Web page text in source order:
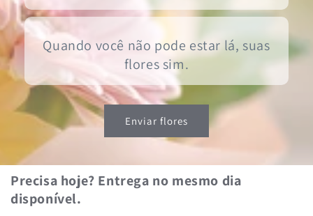
Quando você não pode estar lá, suas
flores sim.
Enviar flores
Precisa hoje? Entrega no mesmo dia
disponível.